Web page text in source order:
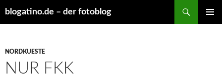
blogatino.de – der fotoblog
NORDKUESTE
NUR FKK